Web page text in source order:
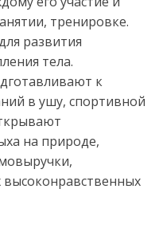
тренировке.
развития
тела.
к
в ушу, спортивной
на природе,